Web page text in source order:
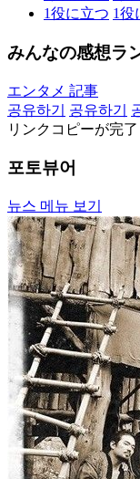
1役に立つ 1役
みんなの感想ラ
エンタメ 記事
공유하기
공유하기
リンクコピーが完了
포토뷰어
뉴스 메뉴 보기